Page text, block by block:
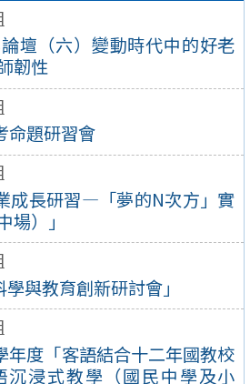
壇（六）變動時代中的好老
韌性
命題研習會
成長研習—「夢的N次方」實
場）」
學與教育創新研討會」
年度「客語結合十二年國教校
沉浸式教學（國民中學及小